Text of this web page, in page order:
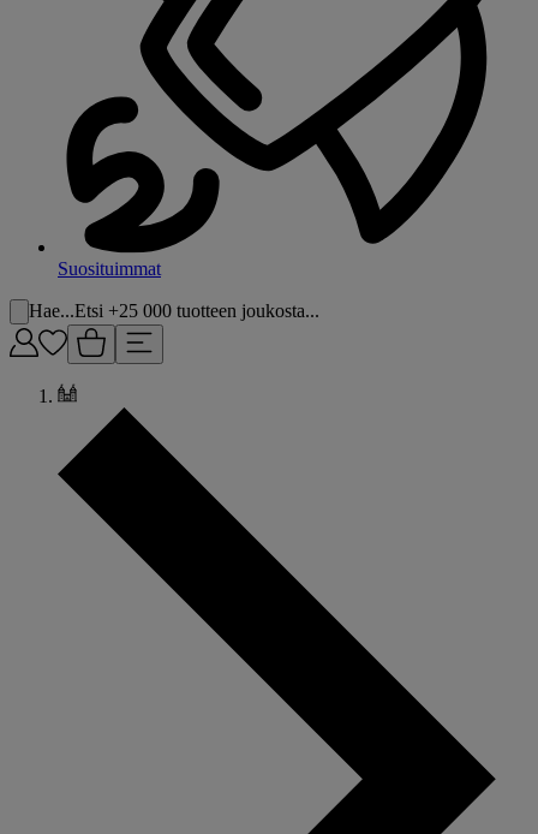
Suosituimmat
Hae...Etsi +25 000 tuotteen joukosta...